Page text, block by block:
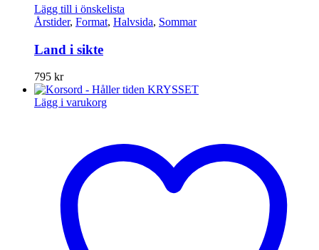
Lägg till i önskelista
Årstider, Format, Halvsida, Sommar
Land i sikte
795 kr
Lägg i varukorg